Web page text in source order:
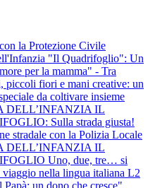
la Protezione Civile
"Il Quadrifoglio": Un
per la mamma" - Tra
piccoli fiori e mani creative: un
da coltivare insieme
DELL’INFANZIA IL
Sulla strada giusta!
stradale con la Polizia Locale
DELL’INFANZIA IL
Uno, due, tre… si
nella lingua italiana L2